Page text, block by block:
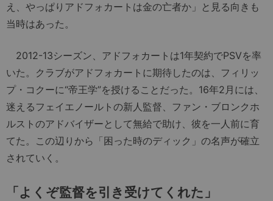
え、やっぱりアドフォカートは金の亡者か」と見る向きも
当時はあった。
2012-13シーズン、アドフォカートは1年契約でPSVを率
いた。クラブがアドフォカートに期待したのは、フィリッ
プ・コクーに“帝王学”を授けることだった。16年2月には、
迷えるフェイエノールトの新人監督、ファン・ブロンクホ
ルストのアドバイザーとして無給で助け、彼を一人前に育
てた。この辺りから「困った時のディック」の名声が確立
されていく。
「よくぞ監督を引き受けてくれた」